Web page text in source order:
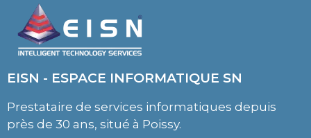
EISN - ESPACE INFORMATIQUE SN
Prestataire de services informatiques depuis
près de 30 ans, situé à Poissy.